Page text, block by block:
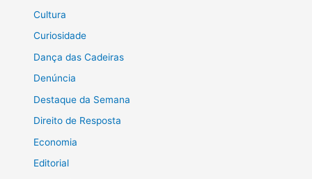
Cultura
Curiosidade
Dança das Cadeiras
Denúncia
Destaque da Semana
Direito de Resposta
Economia
Editorial